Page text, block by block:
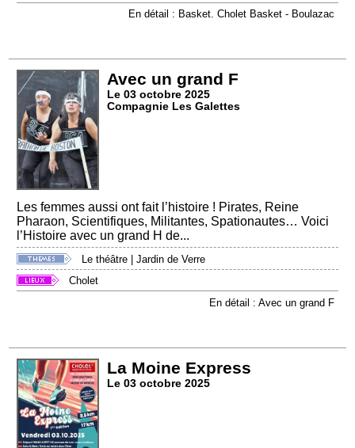
En détail : Basket. Cholet Basket - Boulazac
Avec un grand F
Le 03 octobre 2025
Compagnie Les Galettes
Les femmes aussi ont fait l’histoire ! Pirates, Reine
Pharaon, Scientifiques, Militantes, Spationautes… Voici
l’Histoire avec un grand H de...
Le théâtre |Jardin de Verre
Cholet
En détail : Avec un grand F
La Moine Express
Le 03 octobre 2025